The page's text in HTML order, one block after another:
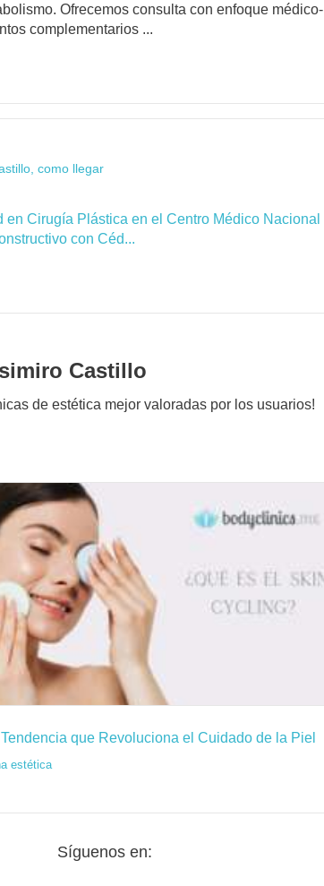
Ofrecemos consulta con enfoque médico-
complementarios ...
como llegar
Cirugía Plástica en el Centro Médico Nacional
con Céd...
Castillo
de estética mejor valoradas por los usuarios!
que Revoluciona el Cuidado de la Piel
estética
Síguenos en: